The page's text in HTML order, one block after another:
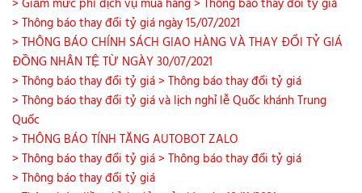
> Giảm mức phí dịch vụ mua hàng> Thông báo thay đổi tỷ giá
> Thông báo thay đổi tỷ giá ngày 15/07/2021
> THÔNG BÁO CHÍNH SÁCH GIAO HÀNG VÀ THAY ĐỔI TỶ GIÁ
ĐỒNG NHÂN TỆ TỪ NGÀY 30/07/2021
> Thông báo thay đổi tỷ giá> Thông báo thay đổi tỷ giá
> Thông báo thay đổi tỷ giá và lịch nghỉ lễ Quốc khánh Trung
Quốc
> THÔNG BÁO TÍNH TĂNG AUTOBOT ZALO
> Thông báo thay đổi tỷ giá> Thông báo thay đổi tỷ giá
> Thông báo thay đổi tỷ giá